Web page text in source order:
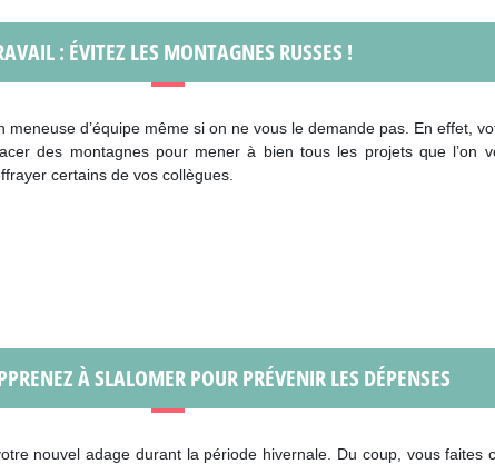
: ÉVITEZ LES MONTAGNES RUSSES !
d’équipe même si on ne vous le demande pas. En effet,
des montagnes pour mener à bien tous les projets que l’on
certains de vos collègues.
À SLALOMER POUR PRÉVENIR LES DÉPENSES
nouvel adage durant la période hivernale. Du coup, vous faites